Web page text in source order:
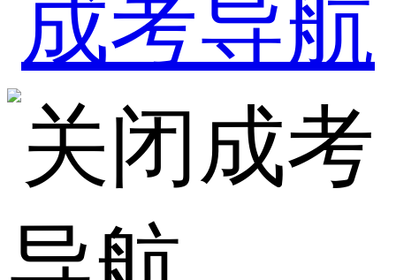
成考